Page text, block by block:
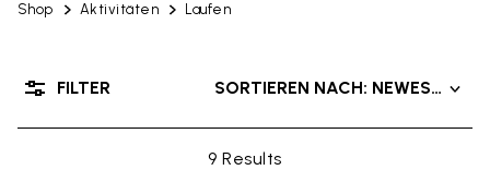
Shop Aktivitäten Laufen
9 Results
SORTIEREN NACH: NEWEST
FILTER